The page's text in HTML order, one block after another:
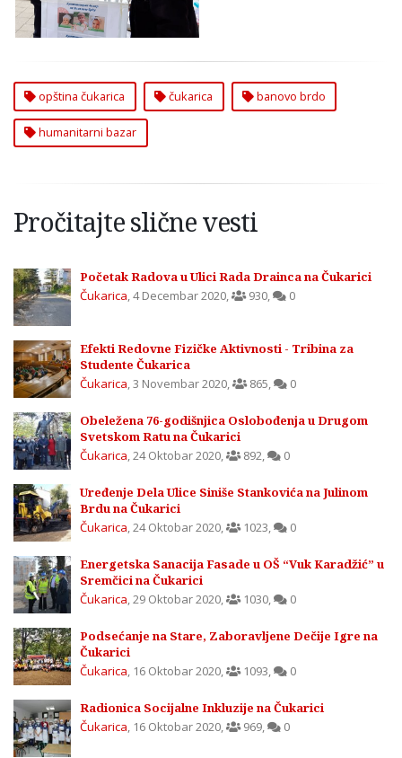
opština čukarica čukarica banovo brdo
humanitarni bazar
Pročitajte slične vesti
Početak Radova u Ulici Rada Drainca na Čukarici
Čukarica,4 Decembar 2020, 930, 0
Efekti Redovne Fizičke Aktivnosti - Tribina za
Studente Čukarica
Čukarica,3 Novembar 2020, 865, 0
Obeležena 76-godišnjica Oslobođenja u Drugom
Svetskom Ratu na Čukarici
Čukarica,24 Oktobar 2020, 892, 0
Uređenje Dela Ulice Siniše Stankovića na Julinom
Brdu na Čukarici
Čukarica,24 Oktobar 2020, 1023, 0
Energetska Sanacija Fasade u OŠ “Vuk Karadžić” u
Sremčici na Čukarici
Čukarica,29 Oktobar 2020, 1030, 0
Podsećanje na Stare, Zaboravljene Dečije Igre na
Čukarici
Čukarica, 16 Oktobar 2020, 1093, 0
Radionica Socijalne Inkluzije na Čukarici
Čukarica, 16 Oktobar 2020, 969, 0